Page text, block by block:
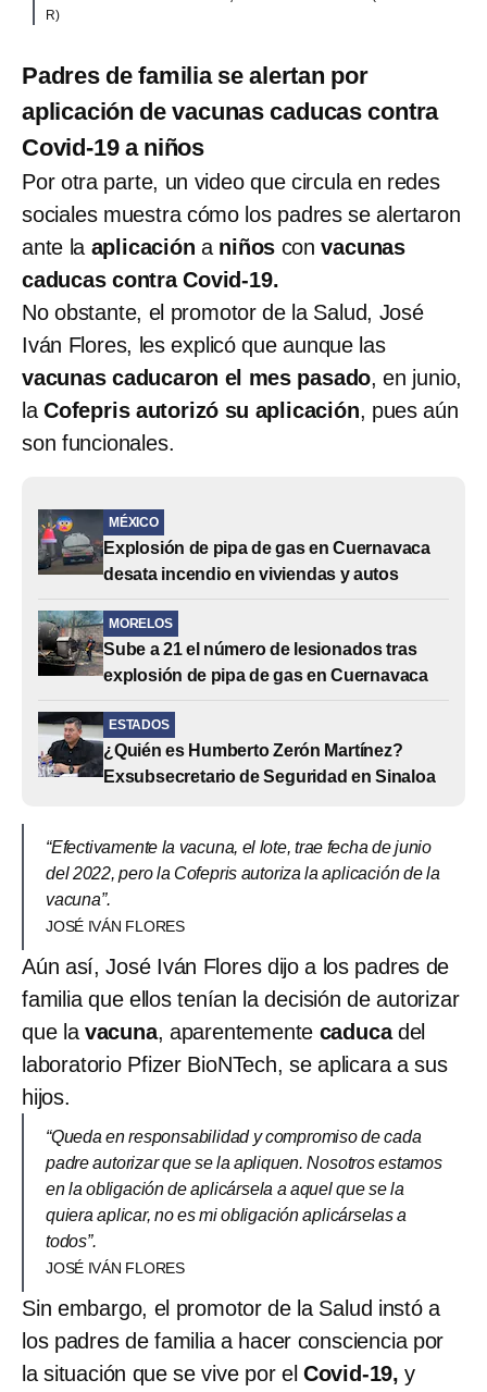
R)
Padres de familia se alertan por
aplicación de vacunas caducas contra
Covid-19 a niños
Por otra parte, un video que circula en redes
sociales muestra cómo los padres se alertaron
ante la aplicación a niños con vacunas
caducas contra Covid-19.
No obstante, el promotor de la Salud, José
Iván Flores, les explicó que aunque las
vacunas caducaron el mes pasado, en junio,
la Cofepris autorizó su aplicación, pues aún
son funcionales.
MÉXICO
Explosión de pipa de gas en Cuernavaca
desata incendio en viviendas y autos
MORELOS
Sube a 21 el número de lesionados tras
explosión de pipa de gas en Cuernavaca
ESTADOS
¿Quién es Humberto Zerón Martínez?
Exsubsecretario de Seguridad en Sinaloa
“Efectivamente la vacuna, el lote, trae fecha de junio
del 2022, pero la Cofepris autoriza la aplicación de la
vacuna”.
JOSÉ IVÁN FLORES
Aún así, José Iván Flores dijo a los padres de
familia que ellos tenían la decisión de autorizar
que la vacuna, aparentemente caducadel
laboratorio Pfizer BioNTech, se aplicara a sus
hijos.
“Queda en responsabilidad y compromiso de cada
padre autorizar que se la apliquen. Nosotros estamos
en la obligación de aplicársela a aquel que se la
quiera aplicar, no es mi obligación aplicárselas a
todos”.
JOSÉ IVÁN FLORES
Sin embargo, el promotor de la Salud instó a
los padres de familia a hacer consciencia por
la situación que se vive por el Covid-19, y